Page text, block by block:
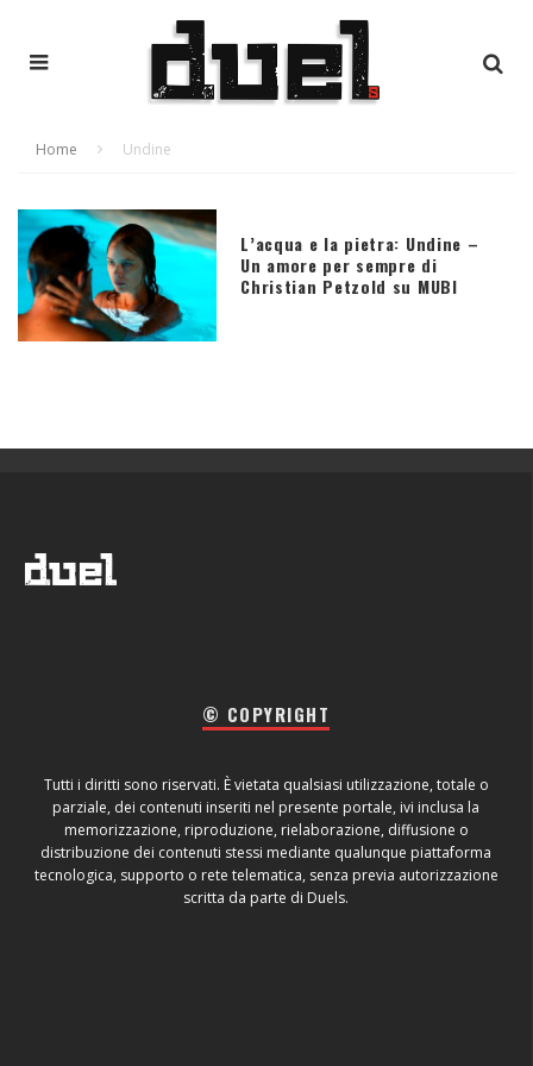
Home Undine
L’acqua e la pietra: Undine –
Un amore per sempre di
Christian Petzold su MUBI
© COPYRIGHT
Tutti i diritti sono riservati. È vietata qualsiasi utilizzazione, totale o
parziale, dei contenuti inseriti nel presente portale, ivi inclusa la
memorizzazione, riproduzione, rielaborazione, diffusione o
distribuzione dei contenuti stessi mediante qualunque piattaforma
tecnologica, supporto o rete telematica, senza previa autorizzazione
scritta da parte di Duels.